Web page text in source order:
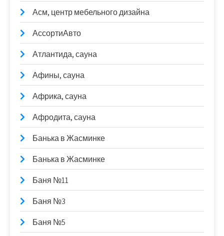
Асм, центр мебельного дизайна
АссортиАвто
Атлантида, сауна
Афины, сауна
Африка, сауна
Афродита, сауна
Банька в Жасминке
Банька в Жасминке
Баня №11
Баня №3
Баня №5